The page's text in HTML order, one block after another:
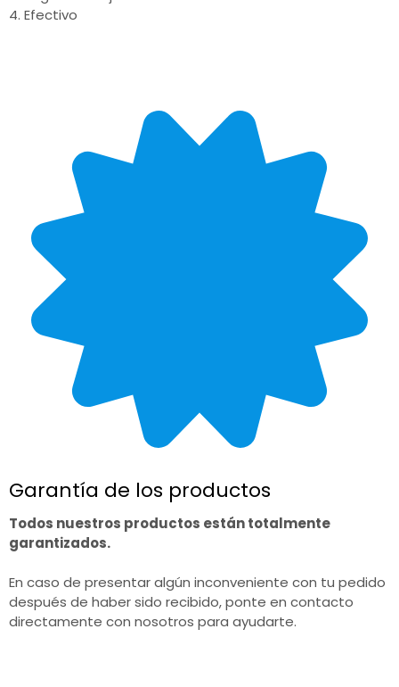
4. Efectivo
Garantía de los productos
Todos nuestros productos están totalmente
garantizados.
En caso de presentar algún inconveniente con tu pedido
después de haber sido recibido, ponte en contacto
directamente con nosotros para ayudarte.